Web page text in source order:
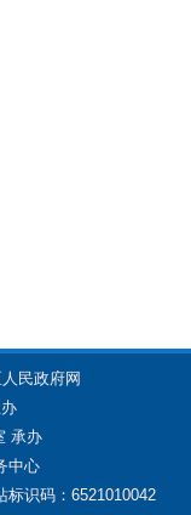
民政府网
承办
中心
标识码：6521010042